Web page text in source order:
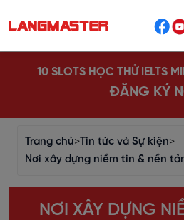
10 SLOTS HỌC THỬ IELTS
ĐĂNG KÝ
Trang chủ>Tin tức và Sự kiện>
Nơi xây dựng niềm tin & nền
NƠI XÂY DỰNG